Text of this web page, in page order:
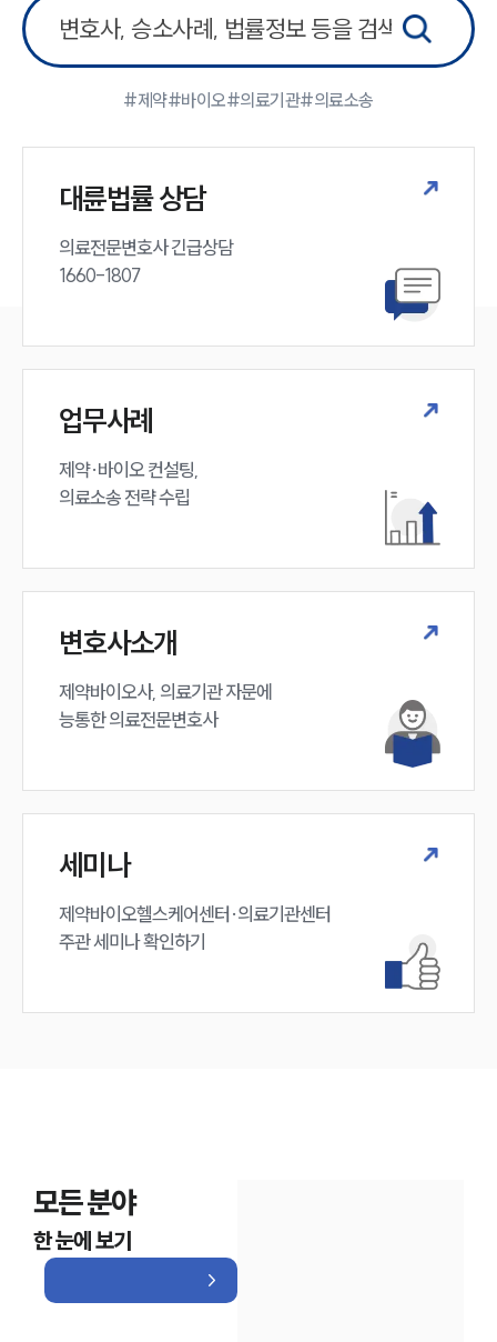
#제약#바이오#의료기관#의료소송
대륜법률 상담
의료전문변호사 긴급상담
1660-1807
업무사례
제약·바이오 컨설팅,
의료소송 전략 수립
변호사소개
제약바이오사, 의료기관 자문에
능통한 의료전문변호사
세미나
제약바이오헬스케어센터·의료기관센터
주관 세미나 확인하기
모든 분야
한 눈에 보기